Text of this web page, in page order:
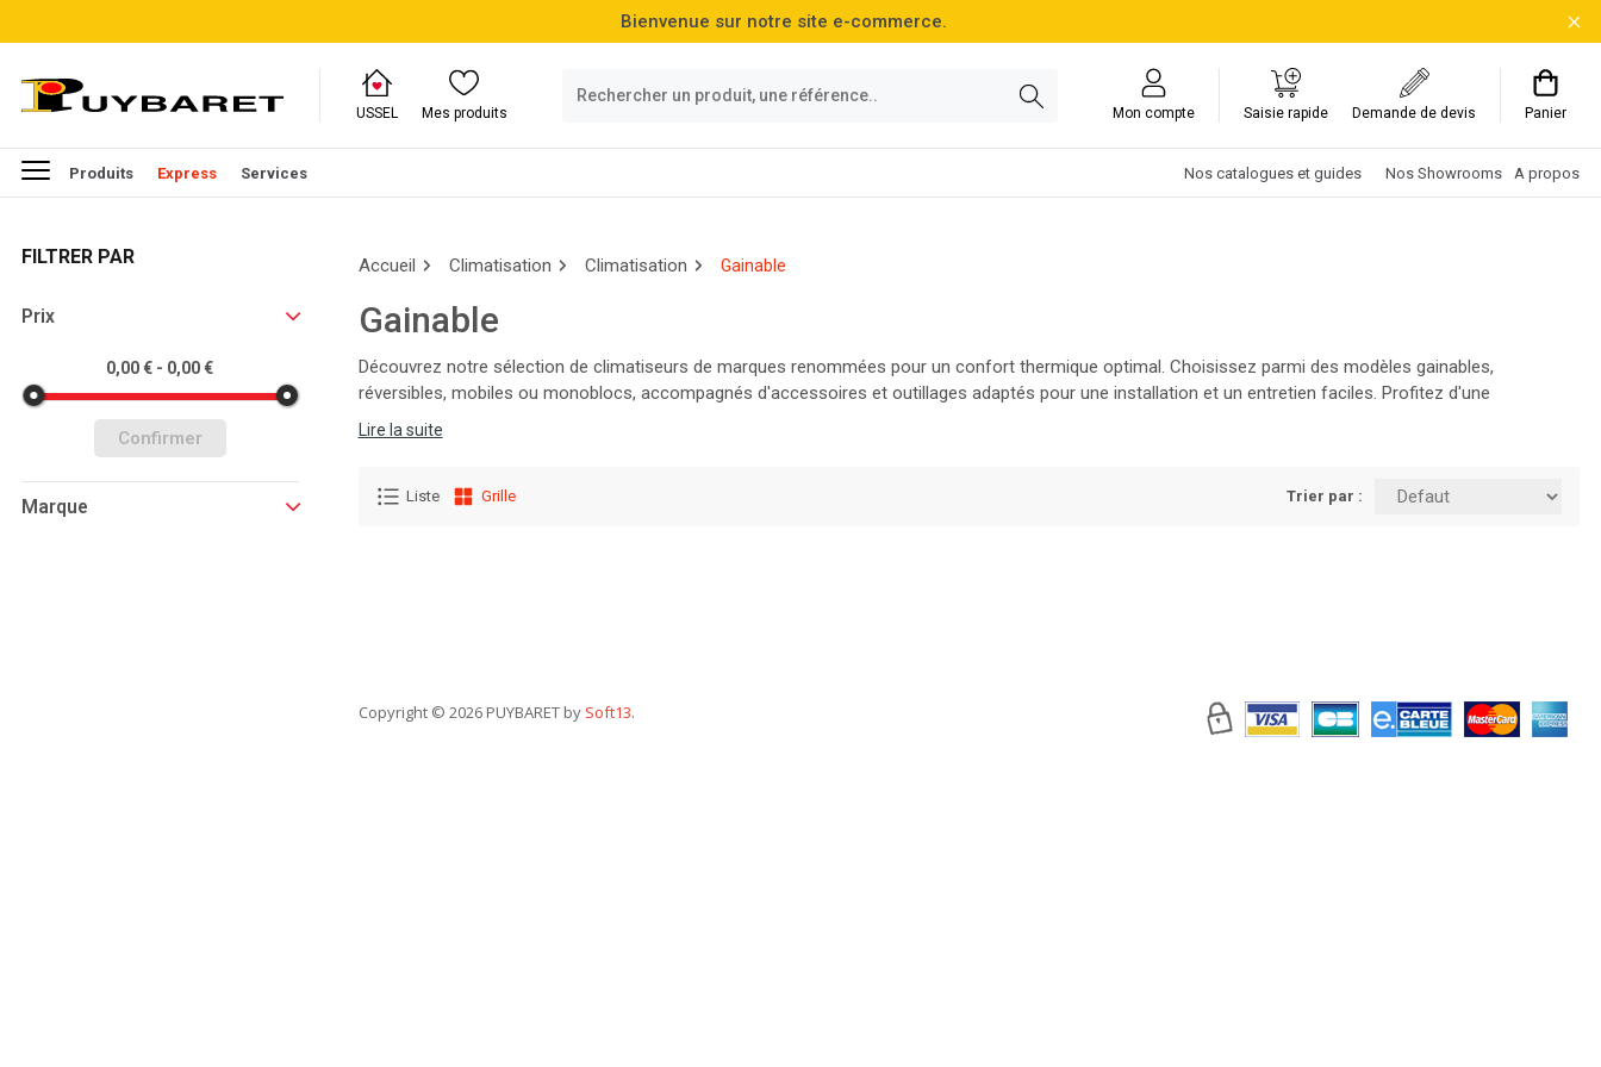
Bienvenue sur notre site e-commerce.
USSEL Mes produits Mon compte Saisie rapide Demande de devis Panier
Produits Express Services Nos catalogues et guides Nos Showrooms A propos
FILTRER PAR
Prix
0,00 € - 0,00 €
Confirmer
Marque
Accueil Climatisation Climatisation Gainable
Gainable
Découvrez notre sélection de climatiseurs de marques renommées pour un confort thermique optimal. Choisissez parmi des modèles gainables,
réversibles, mobiles ou monoblocs, accompagnés d'accessoires et outillages adaptés pour une installation et un entretien faciles. Profitez d'une
climatisation efficace et économique, idéale pour votre espace de travail ou votre habitat.
Lire la suite
Liste Grille Trier par :
Copyright© 2026 PUYBARET by Soft13.